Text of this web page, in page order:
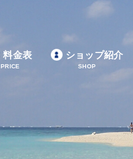
料金表
PRICE
ショップ紹介
SHOP